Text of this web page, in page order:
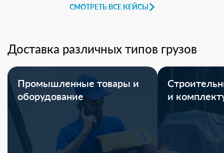
СМОТРЕТЬ ВСЕ КЕЙСЫ
Доставка различных типов грузов
Промышленные товары и
оборудование
и